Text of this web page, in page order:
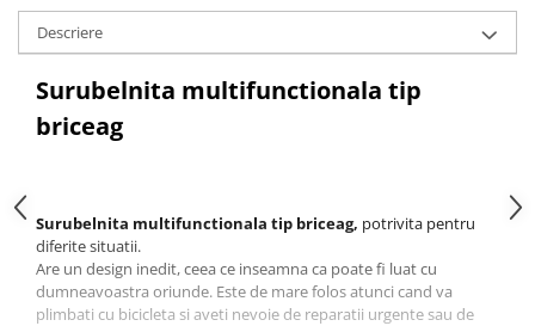
Camera bicicleta
Lant bicicleta
Urechi cadru bicicleta
Ghidoane bicicleta
Pipe ghidon
Pedale bicicleta
Descriere
Surubelnita multifunctionala tip
briceag
Surubelnita multifunctionala tip briceag, potrivita pentru
diferite situatii.
Are un design inedit, ceea ce inseamna ca poate fi luat cu
dumneavoastra oriunde. Este de mare folos atunci cand va
plimbati cu bicicleta si aveti nevoie de reparatii urgente sau de